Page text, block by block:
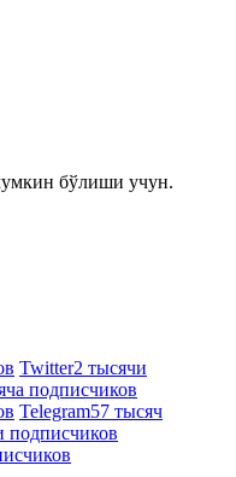
бўлиши учун.
Twitter2 тысячи
подписчиков
Telegram57 тысяч
подписчиков